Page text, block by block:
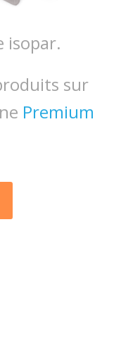
isopar.
sur
Premium